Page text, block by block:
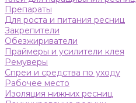
Препараты
Для роста и питания ресниц
Закрепители
Обезжириватели
Праймеры и усилители клея
Ремуверы
Спреи и средства по уходу
Рабочее место
Изоляция нижних ресниц